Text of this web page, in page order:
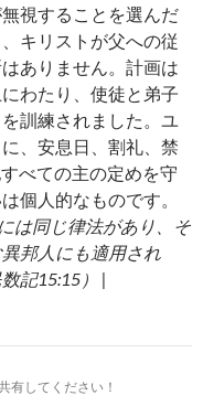
視することを選んだ
キリストが父への従
ありません。計画は
わたり、使徒と弟子
訓練されました。ユ
、安息日、割礼、禁
べての主の定めを守
個人的なものです。
は同じ律法があり、そ
邦人にも適用され
記15:15） |
有してください！